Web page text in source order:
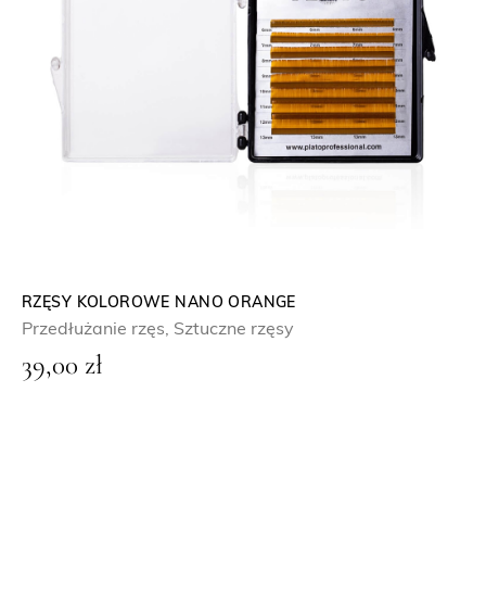
RZĘSY KOLOROWE NANO ORANGE
Przedłużanie rzęs, Sztuczne rzęsy
39,00 zł